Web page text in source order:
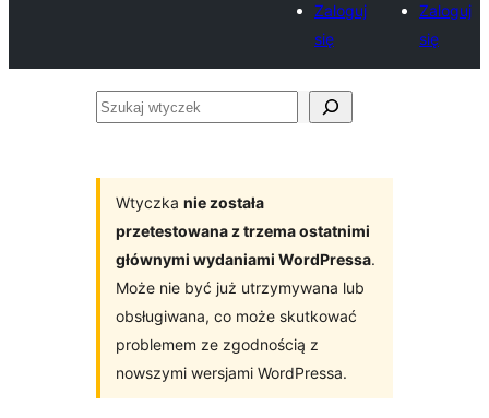
Zaloguj
się
Zaloguj
się
Szukaj
Wtyczka nie została
przetestowana z trzema ostatnimi
głównymi wydaniami WordPressa.
Może nie być już utrzymywana lub
obsługiwana, co może skutkować
problemem ze zgodnością z
nowszymi wersjami WordPressa.